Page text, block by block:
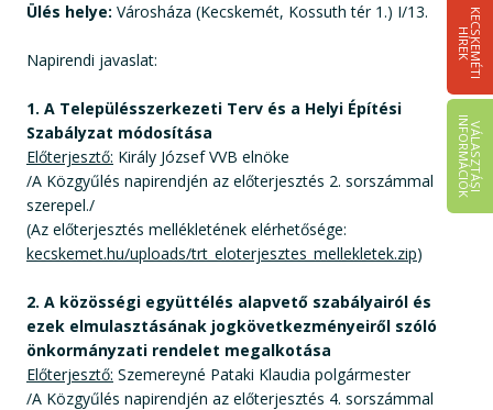
K
E
C
S
K
E
M
É
T
I
HÍ
R
E
K
V
Á
L
A
S
Z
T
Á
S
I
IN
F
O
R
M
Á
C
I
Ó
K
Ülés helye: Városháza (Kecskemét, Kossuth tér 1.) I/13.
Napirendi javaslat:
1. A Településszerkezeti Terv és a Helyi Építési
Szabályzat módosítása
Előterjesztő: Király József VVB elnöke
/A Közgyűlés napirendjén az előterjesztés 2. sorszámmal
szerepel./
(Az előterjesztés mellékletének elérhetősége:
kecskemet.hu/uploads/trt_eloterjesztes_mellekletek.zip)
2. A közösségi együttélés alapvető szabályairól és
ezek elmulasztásának jogkövetkezményeiről szóló
önkormányzati rendelet megalkotása
Előterjesztő: Szemereyné Pataki Klaudia polgármester
/A Közgyűlés napirendjén az előterjesztés 4. sorszámmal